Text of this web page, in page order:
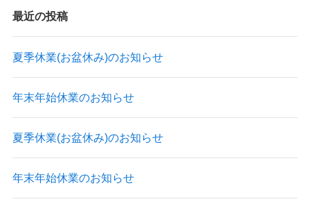
最近の投稿
夏季休業(お盆休み)のお知らせ
年末年始休業のお知らせ
夏季休業(お盆休み)のお知らせ
年末年始休業のお知らせ